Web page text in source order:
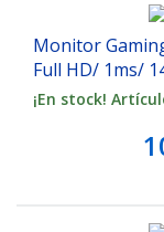
Monitor
Full HD/ 1ms/
¡En stock!